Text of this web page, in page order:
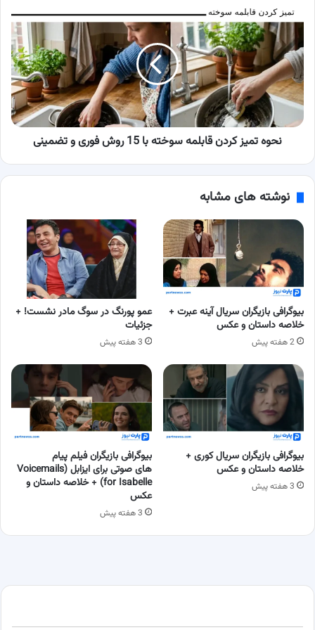
تمیز
کردن
قابلمه
سوخته
با
15
روش
فوری
نحوه تمیز کردن قابلمه سوخته با 15 روش فوری و تضمینی
نوشته های مشابه
بیوگرافی بازیگران سریال آینه عبرت +
خلاصه داستان و عکس
2 هفته پیش
عمو پورنگ در سوگ مادر نشست! +
جزئیات
3 هفته پیش
بیوگرافی بازیگران سریال کوری +
خلاصه داستان و عکس
3 هفته پیش
بیوگرافی بازیگران فیلم پیام
های صوتی برای ایزابل (Voicemails
for Isabelle) + خلاصه داستان و
عکس
3 هفته پیش